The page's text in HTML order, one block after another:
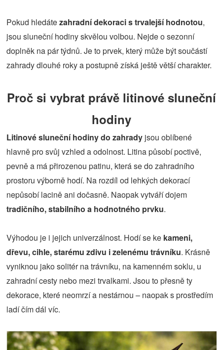
Pokud hledátezahradní dekoraci s trvalejší hodnotou,
jsou sluneční hodiny skvělou volbou. Nejde o sezonní
doplněk na pár týdnů. Je to prvek, který může být součástí
zahrady dlouhé roky a postupně získá ještě větší charakter.
Proč si vybrat právě litinové sluneční
hodiny
Litinové sluneční hodiny do zahrady jsou oblíbené
hlavně pro svůj vzhled a odolnost. Litina působí poctivě,
pevně a má přirozenou patinu, která se do zahradního
prostoru výborně hodí. Na rozdíl od lehkých dekorací
nepůsobí lacině ani dočasně. Naopak vytváří dojem
tradičního, stabilního a hodnotného prvku.
Výhodou je i jejich univerzálnost. Hodí se ke kameni,
dřevu, cihle, starému zdivu i zelenému trávníku. Krásně
vyniknou jako solitér na trávníku, na kamenném soklu, u
zahradní cesty nebo mezi trvalkami. Jsou to přesně ty
dekorace, které neomrzí a nestárnou – naopak s prostředím
ladí čím dál víc.